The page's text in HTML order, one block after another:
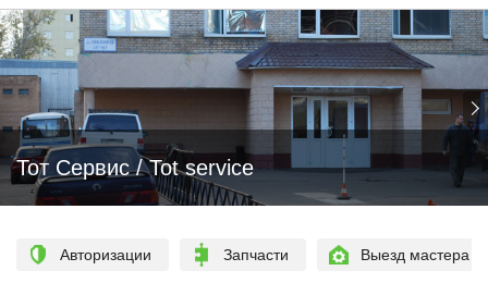
Тот Сервис / Tot service
Авторизации Запчасти Выезд мастера